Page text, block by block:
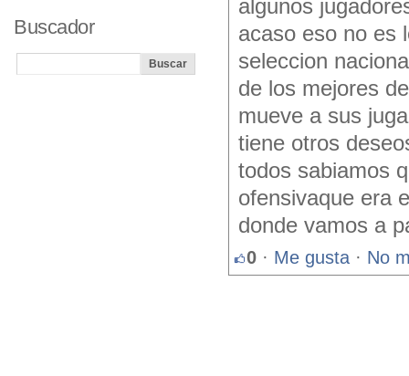
algunos
acaso eso no es
seleccion
de los mejores
mueve a sus
tiene otros
todos sabiamos
ofensivaque era
donde vamos a
0 · Me gusta · No
Buscador